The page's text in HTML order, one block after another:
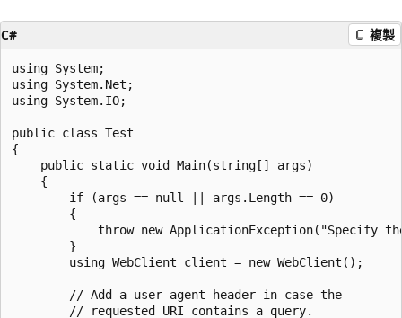
C# 複製
using System;
using System.Net;
using System.IO;
public class Test
{
    public static void Main(string[] args)
    {
        if (args == null || args.Length == 0)
        {
throw new ApplicationException("Specify
        }
        using WebClient client = new WebClient();
        // Add a user agent header in case the
        // requested URI contains a query.